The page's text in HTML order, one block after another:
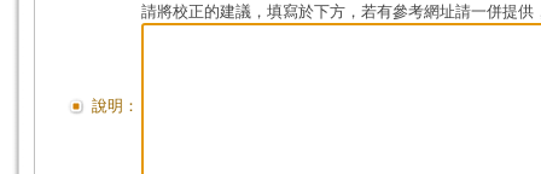
說明：
請將校正的建議，填寫於下方，若有參考網址請一併提供